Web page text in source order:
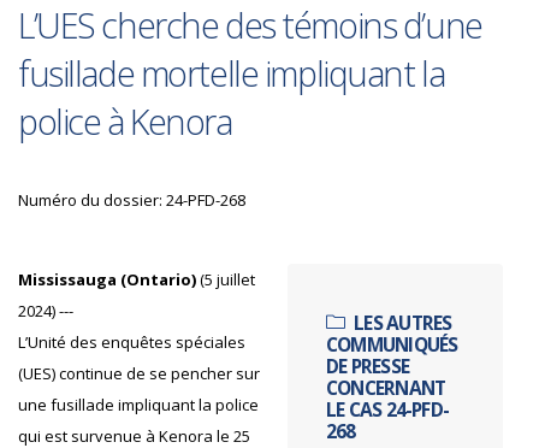
L’UES cherche des témoins d’une
fusillade mortelle impliquant la
police à Kenora
Numéro du dossier: 24-PFD-268
LES AUTRES
COMMUNIQUÉS
DE PRESSE
CONCERNANT
LE CAS 24-PFD-
268
Mississauga (Ontario)(5 juillet
2024) ---
L’Unité des enquêtes spéciales
(UES) continue de se pencher sur
une fusillade impliquant la police
qui est survenue à Kenora le 25